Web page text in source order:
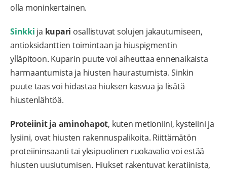
olla moninkertainen.
Sinkki ja kupari osallistuvat solujen jakautumiseen,
antioksidanttien toimintaan ja hiuspigmentin
ylläpitoon. Kuparin puute voi aiheuttaa ennenaikaista
harmaantumista ja hiusten haurastumista. Sinkin
puute taas voi hidastaa hiuksen kasvua ja lisätä
hiustenlähtöä.
Proteiinit ja aminohapot, kuten metioniini, kysteiini ja
lysiini, ovat hiusten rakennuspalikoita. Riittämätön
proteiininsaanti tai yksipuolinen ruokavalio voi estää
hiusten uusiutumisen. Hiukset rakentuvat keratiinista,